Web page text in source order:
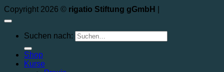
Copyright 2026 © rigatio Stiftung gGmbH
Suchen nach:
Shop
Kurse